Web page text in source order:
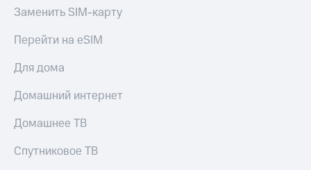
Заменить SIM-карту
Перейти на eSIM
Для дома
Домашний интернет
Домашнее ТВ
Спутниковое ТВ